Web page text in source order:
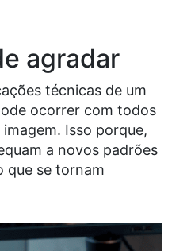
agradar
técnicas de um
ocorrer com todos
Isso porque,
a novos padrões
que se tornam